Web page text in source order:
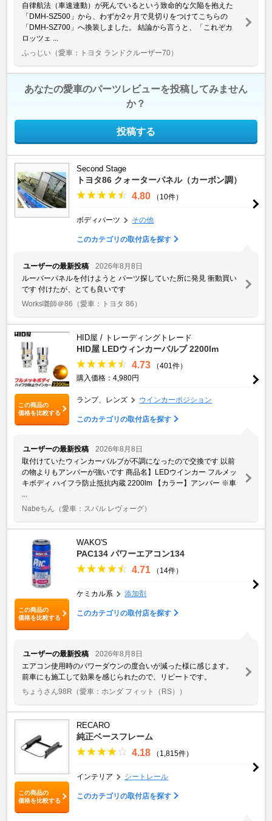
自律航法（車速連動）が死んでいるという致命的な欠陥を抱えた
「DMH-SZ500」から、わずか2ヶ月で見切りをつけてこちらの
「DMH-SZ700」へ換装しました。 結論から言うと、「これぞカ
ロッツェ ...
ふっじい （愛車：トヨタ ランドクルーザー70）
あなたの愛車のパーツレビューを投稿してみません
か？
投稿する
Second Stage
トヨタ86 クォーターパネル（カーボン調）
4.80 （10件）
ボディパーツ その他
このカテゴリの取付店を探す
ユーザーの最新投稿
2026年8月8日
ルーバーパネルを付けようと パーツ探していた所に発見 衝動買い
です 付けたが、とても良いです
Works囃師＠86 （愛車：トヨタ 86）
この商品の
価格を比較する
HID屋 / トレーディングトレード
HID屋 LEDウィンカーバルブ 2200lm
4.73
（401件）
購入価格：4,980円
ランプ、レンズ ウインカーポジション
このカテゴリの取付店を探す
ユーザーの最新投稿
2026年8月8日
取付けていたウィンカーバルブが不調になったので交換です 以前
の物よりもアンバーが強いです 商品名】LEDウインカー フルメッ
キボディ ハイフラ防止抵抗内蔵 2200lm 【カラー】アンバー ※車
Nabeちん （愛車：スバル レヴォーグ）
この商品の
価格を比較する
WAKO'S
PAC134 パワーエアコン134
4.71 （14件）
ケミカル系 添加剤
このカテゴリの取付店を探す
ユーザーの最新投稿
2026年8月8日
エアコン使用時のパワーダウンの度合いが減った様に感じます。
前車にも施工して効果を感じられたので、リピートです。
ちょうさん98R （愛車：ホンダ フィット（RS））
この商品の
価格を比較する
RECARO
純正ベースフレーム
4.18 （1,815件）
インテリア シートレール
このカテゴリの取付店を探す